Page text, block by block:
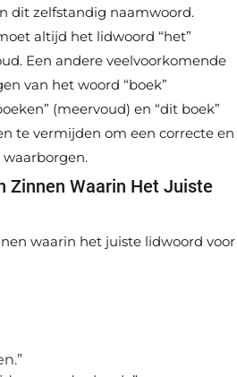
dit zelfstandig naamwoord.
altijd het lidwoord “het”
Een andere veelvoorkomende
van het woord “boek”
(meervoud) en “dit boek”
te vermijden om een correcte en
Zinnen Waarin Het Juiste
waarin het juiste lidwoord voor